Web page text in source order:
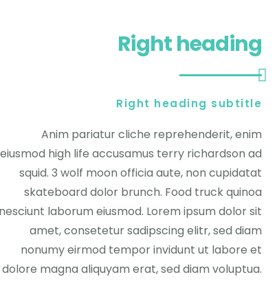
Right heading
Right heading subtitle
Anim pariatur cliche reprehenderit, enim
eiusmod high life accusamus terry richardson ad
squid. 3 wolf moon officia aute, non cupidatat
skateboard dolor brunch. Food truck quinoa
nesciunt laborum eiusmod. Lorem ipsum dolor sit
amet, consetetur sadipscing elitr, sed diam
nonumy eirmod tempor invidunt ut labore et
dolore magna aliquyam erat, sed diam voluptua.